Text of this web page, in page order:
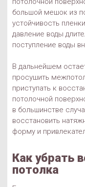
большой мешок из
устойчивость
давление воды
поступление воды
В дальнейшем
просушить
приступать к
потолочной
в большинстве
восстановить
форму и
Как убрать
потолка